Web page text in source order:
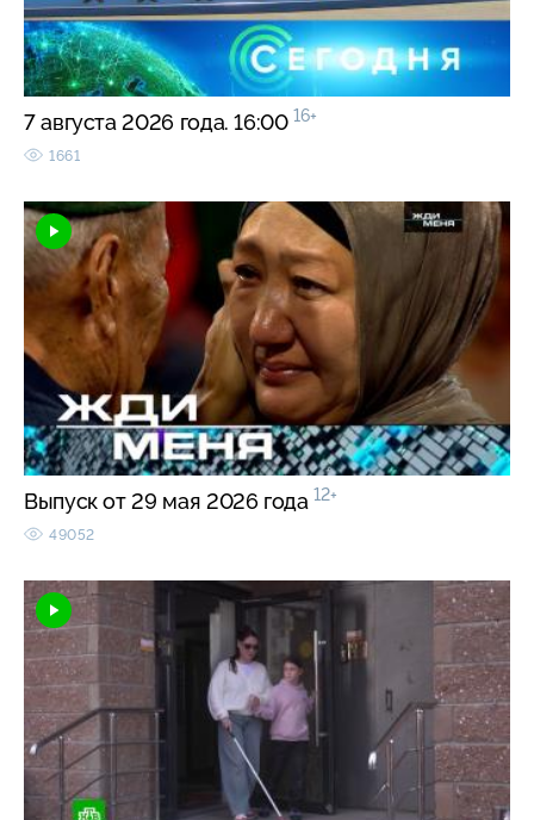
7 августа 2026 года. 16:00 16+
1661
Выпуск от 29 мая 2026 года 12+
49052